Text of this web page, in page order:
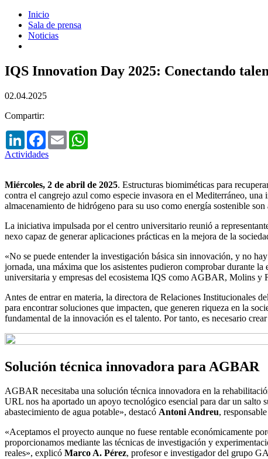
Inicio
Sala de prensa
Noticias
IQS Innovation Day 2025: Conectando
02.04.2025
Compartir:
LinkedInFacebook
Email
Actividades
Miércoles, 2 de abril de 2025. Estructuras biomiméticas para
contra el cangrejo azul como especie invasora en el Mediterráneo,
almacenamiento de hidrógeno para su uso como energía sostenible
La iniciativa impulsada por el centro universitario reunió a
nexo capaz de generar aplicaciones prácticas en la mejora de la
«No se puede entender la investigación básica sin innovación, y no
jornada, una máxima que los asistentes pudieron comprobar durante
universitaria y empresas del ecosistema IQS como AGBAR, Molins y
Antes de entrar en materia, la directora de Relaciones Institucionales
para encontrar soluciones que impacten, que generen riqueza en la
fundamental de la innovación es el talento. Por tanto, es necesario
Solución técnica innovadora para AGBAR
AGBAR necesitaba una solución técnica innovadora en la
URL nos ha aportado un apoyo tecnológico esencial para dar un salto
abastecimiento de agua potable», destacó Antoni Andreu,
«Aceptamos el proyecto aunque no fuese rentable económicamente
proporcionamos mediante las técnicas de investigación y
reales», explicó Marco A. Pérez, profesor e investigador del grupo